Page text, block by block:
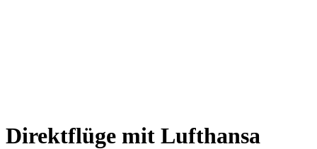
Direktflüge mit Lufthansa